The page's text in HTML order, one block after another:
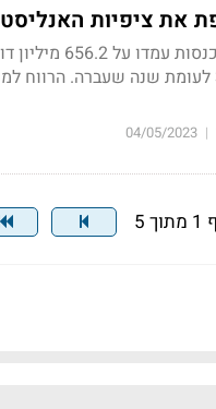
את ציפיות
|
04/05/2023
5